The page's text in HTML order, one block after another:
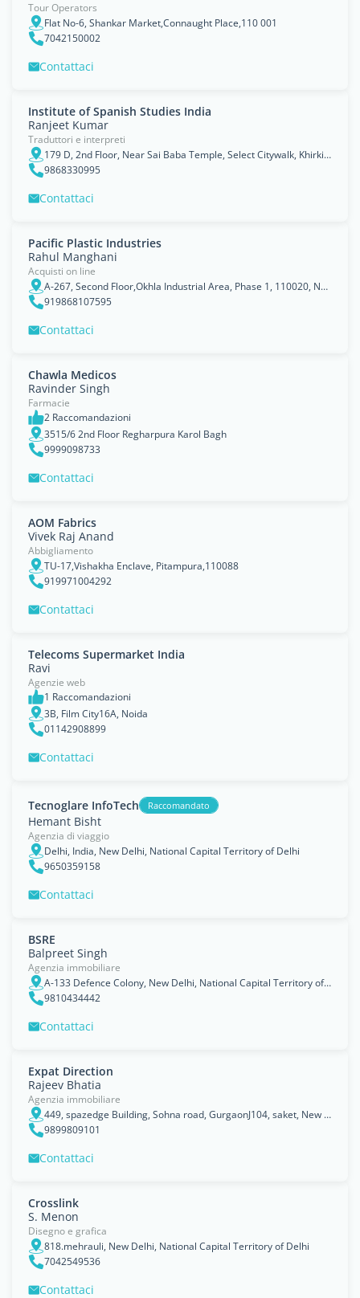
Tour Operators
Flat No-6, Shankar Market,Connaught Place,110 001
7042150002
Contattaci
Institute of Spanish Studies India
Ranjeet Kumar
Traduttori e interpreti
179 D, 2nd Floor, Near Sai Baba Temple, Select Citywalk, Khirki Village, Malviya Nagar
9868330995
Contattaci
Pacific Plastic Industries
Rahul Manghani
Acquisti on line
A-267, Second Floor,Okhla Industrial Area, Phase 1, 110020, New Delhi, National Capital Territory of Delhi
919868107595
Contattaci
Chawla Medicos
Ravinder Singh
Farmacie
2 Raccomandazioni
3515/6 2nd Floor Regharpura Karol Bagh
9999098733
Contattaci
AOM Fabrics
Vivek Raj Anand
Abbigliamento
TU-17,Vishakha Enclave, Pitampura,110088
919971004292
Contattaci
Telecoms Supermarket India
Ravi
Agenzie web
1 Raccomandazioni
3B, Film City16A, Noida
01142908899
Contattaci
Tecnoglare InfoTech Raccomandato
Hemant Bisht
Agenzia di viaggio
Delhi, India, New Delhi, National Capital Territory of Delhi
9650359158
Contattaci
BSRE
Balpreet Singh
Agenzia immobiliare
A-133 Defence Colony, New Delhi, National Capital Territory of Delhi
9810434442
Contattaci
Expat Direction
Rajeev Bhatia
Agenzia immobiliare
449, spazedge Building, Sohna road, GurgaonJ104, saket, New Delhi, National Capital Territory of Delhi
9899809101
Contattaci
Crosslink
S. Menon
Disegno e grafica
818.mehrauli, New Delhi, National Capital Territory of Delhi
7042549536
Contattaci